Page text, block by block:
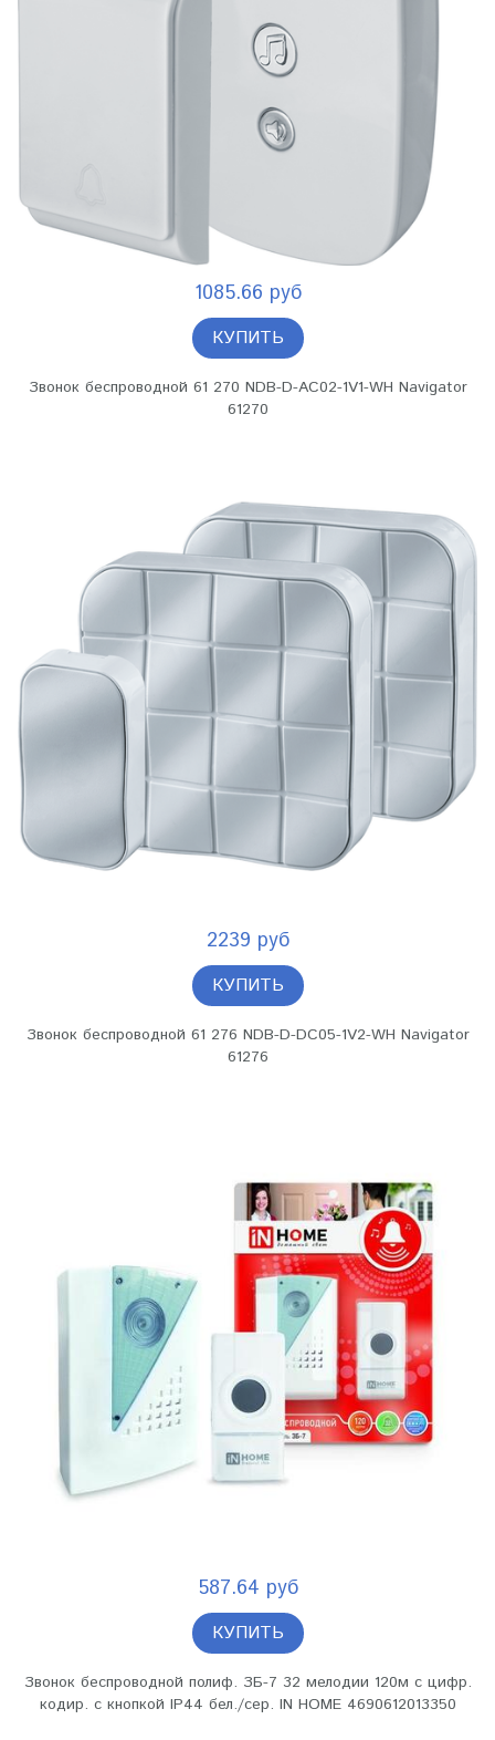
1085.66 руб
КУПИТЬ
Звонок беспроводной 61 270 NDB-D-AC02-1V1-WH Navigator
61270
2239 руб
КУПИТЬ
Звонок беспроводной 61 276 NDB-D-DC05-1V2-WH Navigator
61276
587.64 руб
КУПИТЬ
Звонок беспроводной полиф. ЗБ-7 32 мелодии 120м с цифр.
кодир. с кнопкой IP44 бел./сер. IN HOME 4690612013350